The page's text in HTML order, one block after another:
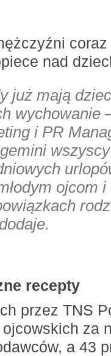
nad
już mają
wychowanie
i PR
ojcom
recepty
przez TNS
za
a 43